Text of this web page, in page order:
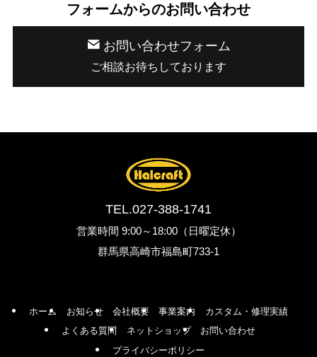
フォームからのお問い合わせ
お問い合わせフォーム
ご相談お待ちしております
TEL.027-388-1741
営業時間 9:00～18:00（日曜定休）
群馬県高崎市福島町733-1
ホーム お知らせ 会社概要 事業案内
カスタム・修理実績
よくある質問
ネットショップ
お問い合わせ
プライバシーポリシー